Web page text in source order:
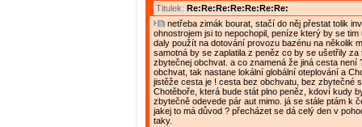
Titulek: Re:Re:Re:Re:Re:Re:Re:
netřeba zimák bourat, stačí do něj přestat tolik
ohnostrojem jsi to nepochopil, peníze který by se tim
daly použít na dotování provozu bazénu na několik
samotná by se zaplatila z peněz co by se ušetřily za
zbytečnej obchvat. a co znamená že jiná cesta není
obchvat, tak nastane lokální globální oteplování a
jistěže cesta je ! cesta bez obchvatu, bez zbytečné
Chotěboře, která bude stát plno peněz, kdoví kudy
zbytečně odevede pár aut mimo. já se stále ptám k
jakej to má důvod ? přecházet se dá celý den v
taky.